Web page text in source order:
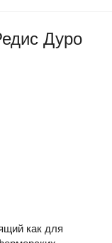
Дуро
как для